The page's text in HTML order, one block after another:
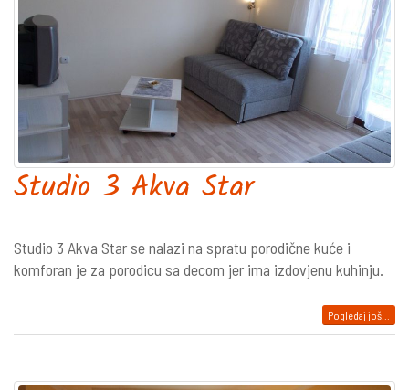
Studio 3 Akva Star
Studio 3 Akva Star se nalazi na spratu porodične kuće i
komforan je za porodicu sa decom jer ima izdovjenu kuhinju.
Pogledaj još...